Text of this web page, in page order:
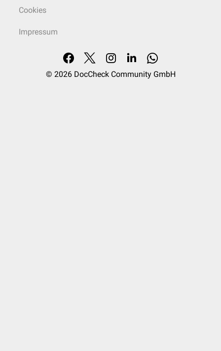
Cookies
Impressum
© 2026 DocCheck Community GmbH